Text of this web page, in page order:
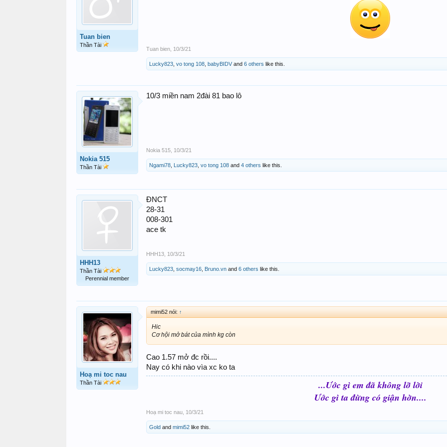
Tuan bien
Thần Tài
Tuan bien 10/3/21
Lucky823 vo tong 108 babyBIDV and 6 others like this.
Nokia 515
Thần Tài
10/3 miền nam 2đài 81 bao lô
Nokia 515 10/3/21
Ngami78 Lucky823 vo tong 108 and 4 others like this.
HHH13
Thần Tài
Perennial member
ĐNCT
28-31
008-301
ace tk
HHH13 10/3/21
Lucky823 socmay16 Bruno.vn and 6 others like this.
Hoạ mi toc nau
Thần Tài
mimi52 nói: ↑
Hic
Cơ hội mở bát của mình kg còn
Cao 1.57 mở đc rồi....
Nay có khi nào vìa xc ko ta
...Ước gì em đã không lỡ lời
Ước gì ta đừng có giận hờn....
Hoạ mi toc nau 10/3/21
Gold and mimi52 like this.